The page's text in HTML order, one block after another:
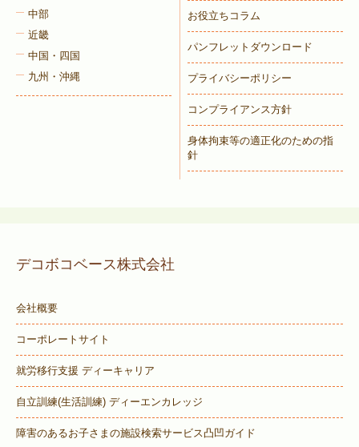
中部
近畿
中国・四国
九州・沖縄
お役立ちコラム
パンフレットダウンロード
プライバシーポリシー
コンプライアンス方針
身体拘束等の適正化のための指
針
デコボコベース株式会社
会社概要
コーポレートサイト
就労移行支援 ディーキャリア
自立訓練(生活訓練) ディーエンカレッジ
障害のあるお子さまの施設検索サービス凸凹ガイド